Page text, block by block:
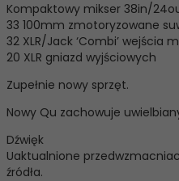
Kompaktowy mikser 38in/
33 100mm zmotoryzowane
32 XLR/Jack ‘Combi’ wejścia
20 XLR gniazd wyjściowych
Zupełnie nowy sprzęt.
Nowy Qu zachowuje
Dźwięk
Uaktualnione
źródła.